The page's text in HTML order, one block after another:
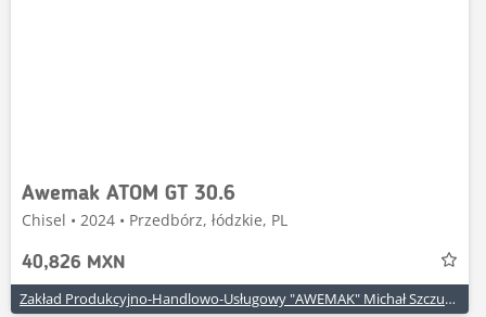
Awemak ATOM GT 30.6
Chisel • 2024 • Przedbórz, łódzkie, PL
40,826 MXN
Zakład Produkcyjno-Handlowo-Usługowy "AWEMAK" Michał Szczuraszek